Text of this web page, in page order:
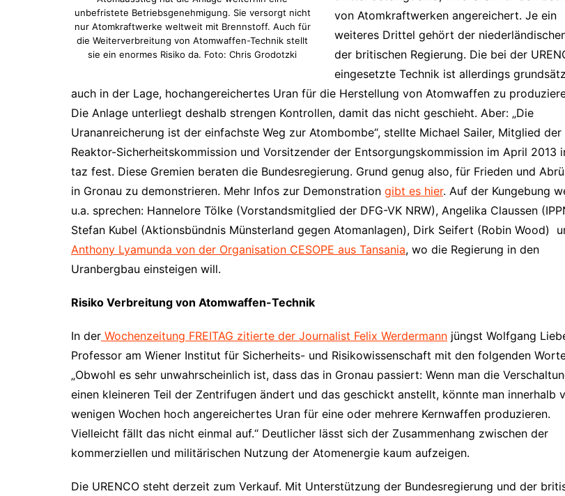
unbefristete Betriebsgenehmigung. Sie versorgt nicht
nur Atomkraftwerke weltweit mit Brennstoff. Auch für
die Weiterverbreitung von Atomwaffen-Technik stellt
sie ein enormes Risiko da. Foto: Chris Grodotzki
von Atomkraftwerken angereichert. Je ein
weiteres Drittel gehört der
der britischen Regierung. Die bei der
eingesetzte Technik ist allerdings
auch in der Lage, hochangereichertes Uran für die Herstellung von Atomwaffen zu
Die Anlage unterliegt deshalb strengen Kontrollen, damit das nicht geschieht. Aber: „Die
Urananreicherung ist der einfachste Weg zur Atombombe“, stellte Michael Sailer, Mitglied der
Reaktor-Sicherheitskommission und Vorsitzender der Entsorgungskommission im April 2013
taz fest. Diese Gremien beraten die Bundesregierung. Grund genug also, für Frieden und
in Gronau zu demonstrieren. Mehr Infos zur Demonstration gibt es hier. Auf der Kungebung
u.a. sprechen: Hannelore Tölke (Vorstandsmitglied der DFG-VK NRW), Angelika Claussen
Stefan Kubel (Aktionsbündnis Münsterland gegen Atomanlagen), Dirk Seifert (Robin Wood)
Anthony Lyamunda von der Organisation CESOPE aus Tansania, wo die Regierung in den
Uranbergbau einsteigen will.
Risiko Verbreitung von Atomwaffen-Technik
In der Wochenzeitung FREITAG zitierte der Journalist Felix Werdermann jüngst Wolfgang
Professor am Wiener Institut für Sicherheits- und Risikowissenschaft mit den folgenden
„Obwohl es sehr unwahrscheinlich ist, dass das in Gronau passiert: Wenn man die
einen kleineren Teil der Zentrifugen ändert und das geschickt anstellt, könnte man innerhalb
wenigen Wochen hoch angereichertes Uran für eine oder mehrere Kernwaffen produzieren.
Vielleicht fällt das nicht einmal auf.“ Deutlicher lässt sich der Zusammenhang zwischen der
kommerziellen und militärischen Nutzung der Atomenergie kaum aufzeigen.
Die URENCO steht derzeit zum Verkauf. Mit Unterstützung der Bundesregierung und der